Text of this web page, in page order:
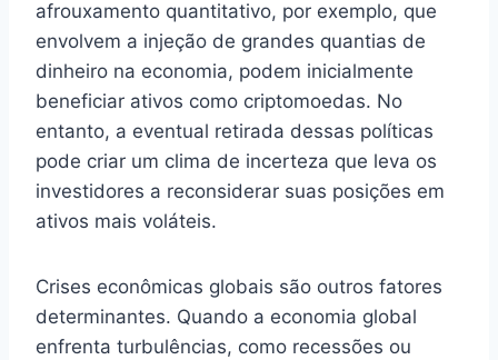
afrouxamento quantitativo, por exemplo, que
envolvem a injeção de grandes quantias de
dinheiro na economia, podem inicialmente
beneficiar ativos como criptomoedas. No
entanto, a eventual retirada dessas políticas
pode criar um clima de incerteza que leva os
investidores a reconsiderar suas posições em
ativos mais voláteis.
Crises econômicas globais são outros fatores
determinantes. Quando a economia global
enfrenta turbulências, como recessões ou